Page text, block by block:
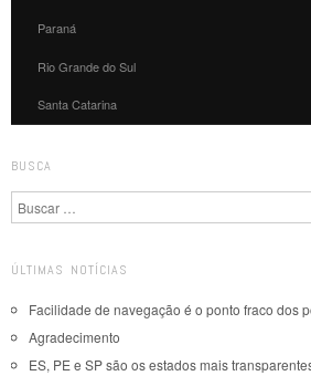
Paraná
Rio Grande do Sul
Santa Catarina
BUSCA
Pesquisa
ÚLTIMAS NOTÍCIAS
Facilidade de navegação é o ponto fraco dos
Agradecimento
ES, PE e SP são os estados mais